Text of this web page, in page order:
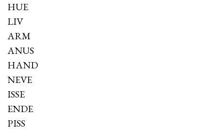
HUE
LIV
ARM
ANUS
HAND
NEVE
ISSE
ENDE
PISS